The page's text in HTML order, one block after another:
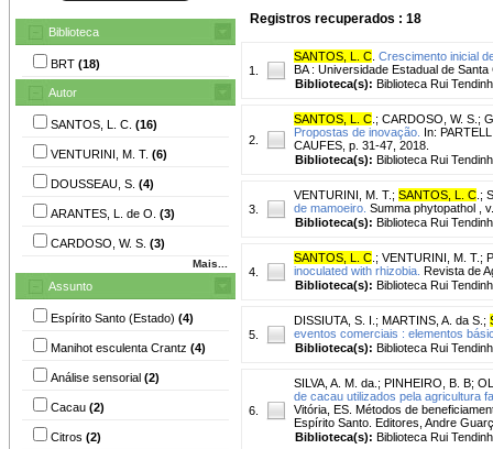
Biblioteca
BRT (18)
Autor
SANTOS, L. C. (16)
VENTURINI, M. T. (6)
DOUSSEAU, S. (4)
ARANTES, L. de O. (3)
CARDOSO, W. S. (3)
Mais...
Assunto
Espírito Santo (Estado) (4)
Manihot esculenta Crantz (4)
Análise sensorial (2)
Cacau (2)
Citros (2)
Registros recuperados : 18
1.
SANTOS, L. C Crescimento inicial
BA : Universidade Estadual de
Biblioteca(s): Biblioteca Rui
2.
SANTOS, L. C ; CARDOSO, W. S. ;
Propostas de inovação. In:
CAUFES, p. 31-47, 2018.
Biblioteca(s): Biblioteca Rui
3.
VENTURINI, M. T. ; SANTOS, L. C ;
de mamoeiro. Summa phytopathol ,
Biblioteca(s): Biblioteca Rui
4.
SANTOS, L. C ; VENTURINI, M. T. ;
inoculated with rhizobia. Revista de
Biblioteca(s): Biblioteca Rui
5.
DISSIUTA, S. I. ; MARTINS, A. da S. ;
eventos comerciais : elementos
Biblioteca(s): Biblioteca Rui
6.
SILVA, A. M. da. ; PINHEIRO, B. B;
de cacau utilizados pela agricultura
Vitória, ES. Métodos de
Espírito Santo. Editores, Andre
Biblioteca(s): Biblioteca Rui